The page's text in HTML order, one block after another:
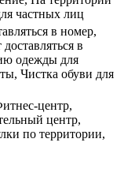
частных лиц
в номер,
в
одежды для
Чистка обуви для
центр,
центр,
по территории,